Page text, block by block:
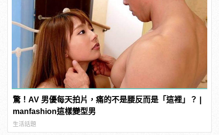
驚！AV 男優每天拍片，痛的不是腰反而是「這裡」？ |
manfashion這樣變型男
生活話題